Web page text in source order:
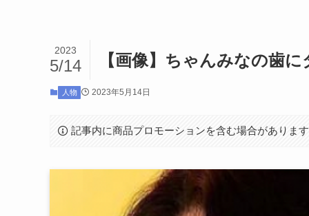
【画像】ちゃんみなの歯
2023
5/14
人物 2023年5月14日
記事内に商品プロモーションを含む場合がありま